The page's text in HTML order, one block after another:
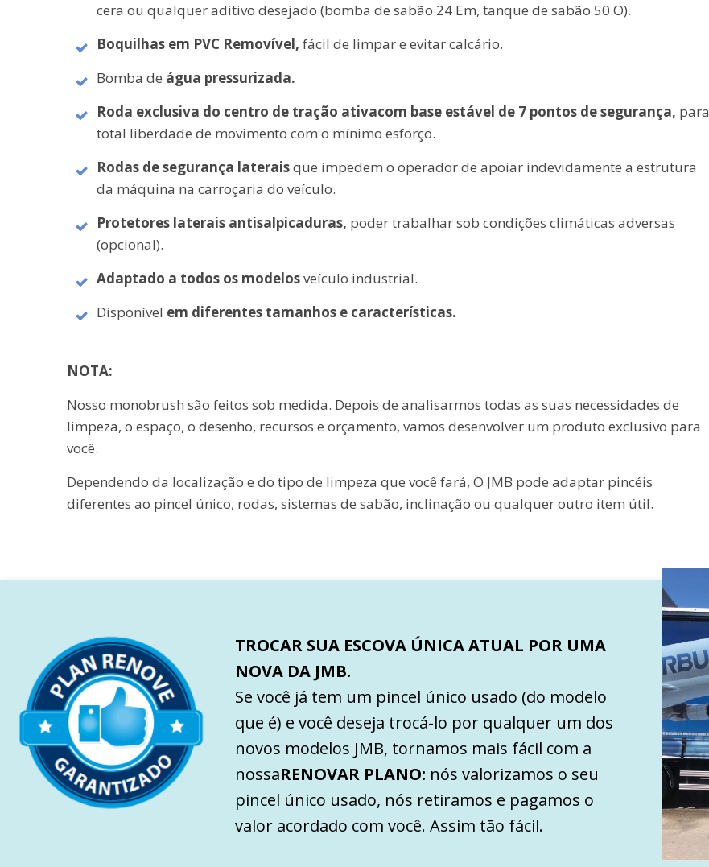
cera ou qualquer aditivo desejado (bomba de sabão 24 Em, tanque de sabão 50 O).
Boquilhas em PVC Removível, fácil de limpar e evitar calcário.
Bomba de água pressurizada.
Roda exclusiva do centro de tração ativacom base estável de 7 pontos de segurança, para
total liberdade de movimento com o mínimo esforço.
Rodas de segurança lateraisque impedem o operador de apoiar indevidamente a estrutura
da máquina na carroçaria do veículo.
Protetores laterais antisalpicaduras, poder trabalhar sob condições climáticas adversas
(opcional).
Adaptado a todos os modelosveículo industrial.
Disponível em diferentes tamanhos e características.
NOTA:
Nosso monobrush são feitos sob medida. Depois de analisarmos todas as suas necessidades de
limpeza, o espaço, o desenho, recursos e orçamento, vamos desenvolver um produto exclusivo para
você.
Dependendo da localização e do tipo de limpeza que você fará, O JMB pode adaptar pincéis
diferentes ao pincel único, rodas, sistemas de sabão, inclinação ou qualquer outro item útil.
TROCAR SUA ESCOVA ÚNICA ATUAL POR UMA
NOVA DA JMB.
Se você já tem um pincel único usado (do modelo
que é) e você deseja trocá-lo por qualquer um dos
novos modelos JMB, tornamos mais fácil com a
nossaRENOVAR PLANO: nós valorizamos o seu
pincel único usado, nós retiramos e pagamos o
valor acordado com você. Assim tão fácil.